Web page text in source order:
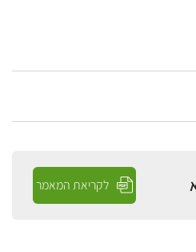
לקריאת המאמר